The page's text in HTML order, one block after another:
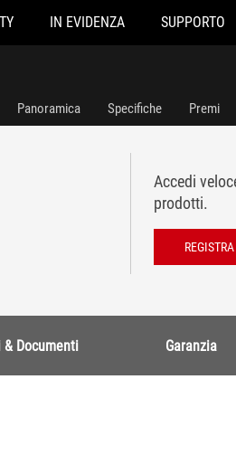
IN EVIDENZA SUPPORTO
Panoramica Specifiche Premi
Accedi
prodotti.
& Documenti Garanzia